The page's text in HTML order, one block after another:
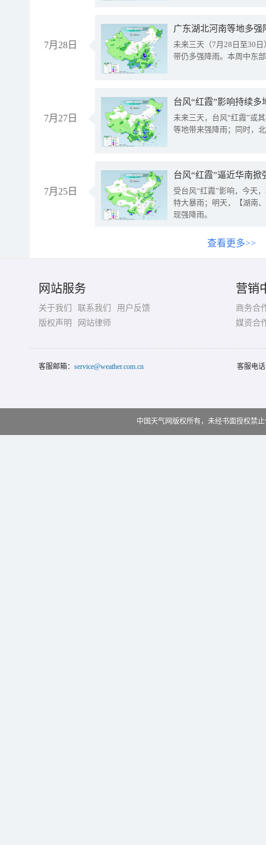
7月28日
广东湖北河南等地多
未来三天（7月28日至30
带仍多强降雨。本周中东
7月27日
台风“红霞”影响持续
未来三天，台风“红霞”或
等地带来强降雨；同时，
7月25日
台风“红霞”逼近华南
受台风“红霞”影响，今天
特大暴雨；明天，【湖南
现强降雨。
查看更多>>
网站服务
关于我们 联系我们
用户反馈
版权声明
网站律师
营销
商务合
媒资合
客服邮箱： service@weather.com.cn 客服电
中国天气网版权所有，未经书面授权